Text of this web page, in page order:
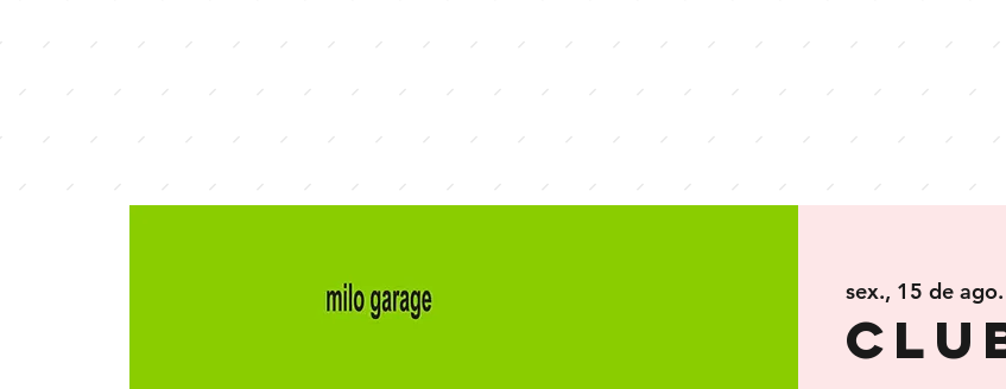
sex., 15 de ago.